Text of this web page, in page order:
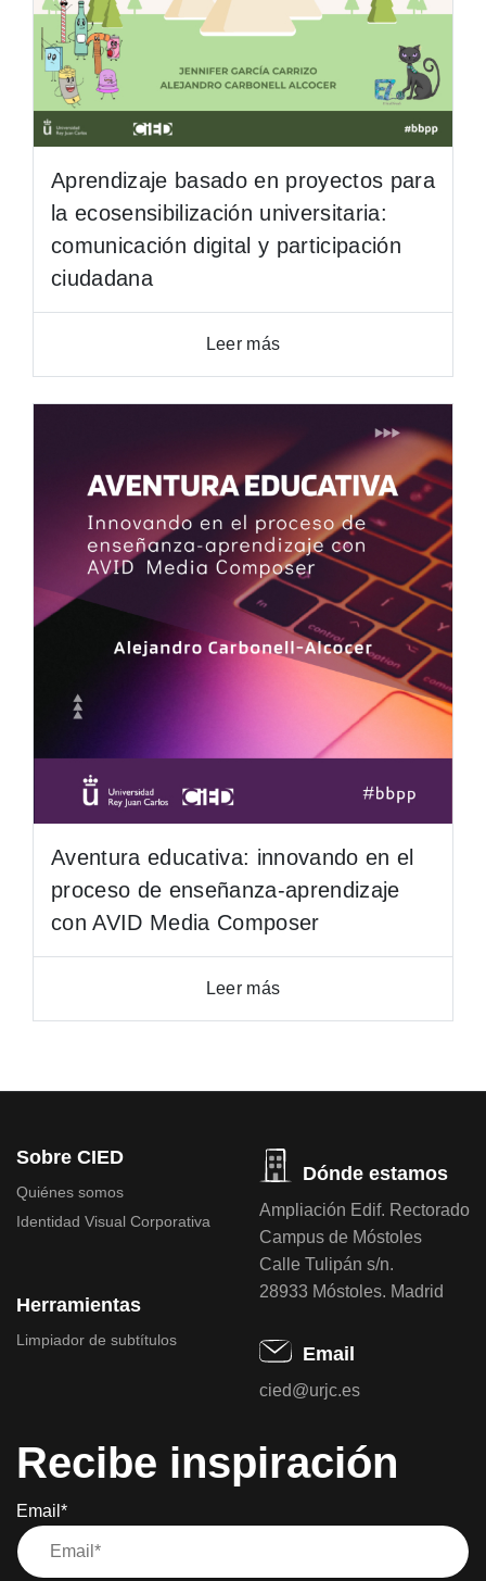
Aprendizaje basado en proyectos para
la ecosensibilización universitaria:
comunicación digital y participación
ciudadana
Leer más
Aventura educativa: innovando en el
proceso de enseñanza-aprendizaje
con AVID Media Composer
Leer más
Sobre CIED
Quiénes somos
Identidad Visual Corporativa
Herramientas
Limpiador de subtítulos
Dónde estamos
Ampliación Edif. Rectorado
Campus de Móstoles
Calle Tulipán s/n.
28933 Móstoles. Madrid
Email
cied@urjc.es
Recibe inspiración
Email*